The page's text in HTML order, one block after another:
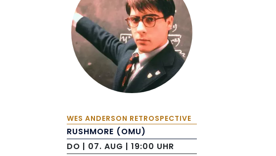
WES ANDERSON RETROSPECTIVE
RUSHMORE (OMU)
DO | 07. AUG | 19:00 UHR